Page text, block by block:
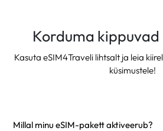
Korduma kippuvad
Kasuta eSIM4Traveli lihtsalt ja leia
küsimustele!
Millal minu eSIM-pakett aktiveerub?